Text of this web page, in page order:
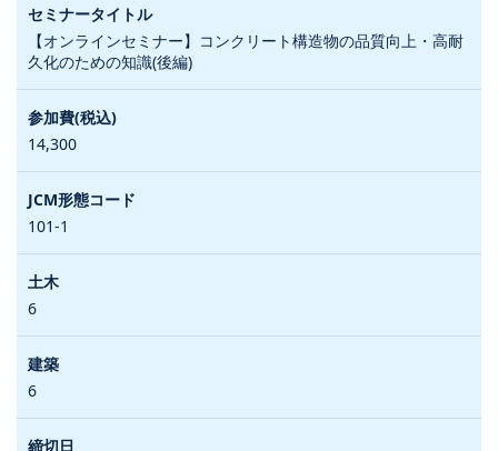
【オンラインセミナー】コンクリート構造物の品質向上・高耐
久化のための知識(後編)
14,300
101-1
6
6